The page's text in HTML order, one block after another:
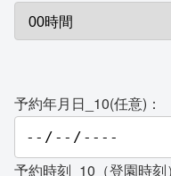
予約年月日_10(任意)：
予約時刻_10（登園時刻